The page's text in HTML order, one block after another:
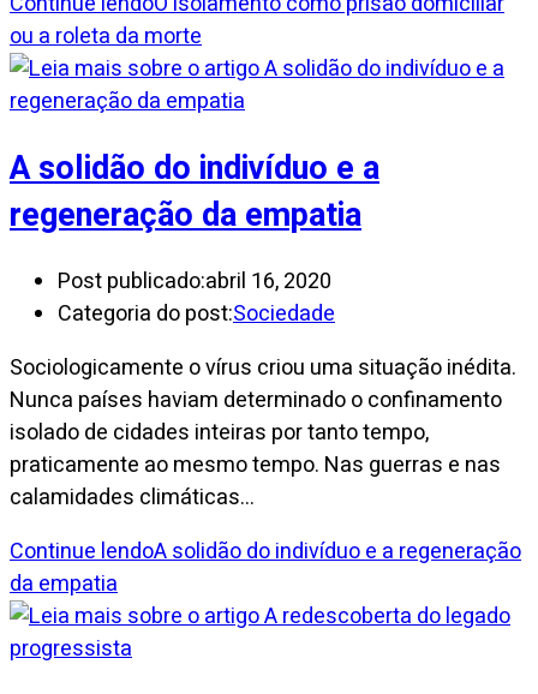
ou a roleta da morte
A solidão do indivíduo e a
regeneração da empatia
Post publicado:abril 16, 2020
Categoria do post:Sociedade
Sociologicamente o vírus criou uma situação inédita.
Nunca países haviam determinado o confinamento
isolado de cidades inteiras por tanto tempo,
praticamente ao mesmo tempo. Nas guerras e nas
calamidades climáticas…
Continue lendoA solidão do indivíduo e a regeneração
da empatia